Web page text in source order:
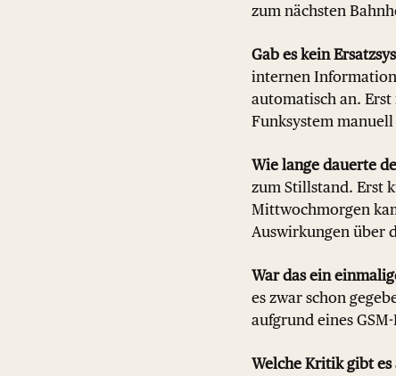
zum nächsten
Gab es kein
internen
automatisch an.
Funksystem
Wie lange dauerte
zum Stillstand. Erst
Mittwochmorgen
Auswirkungen über
War das ein
es zwar schon
aufgrund eines
Welche Kritik gibt es